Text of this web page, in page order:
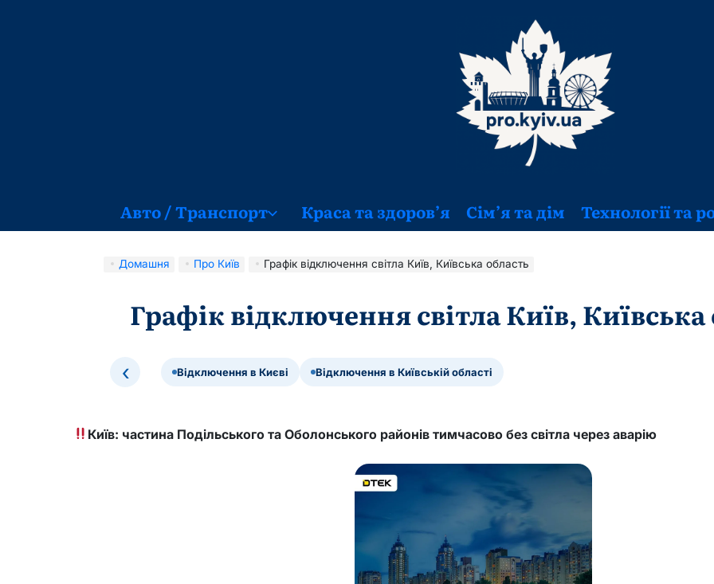
Авто / Транспорт Краса та здоров’я Сім’я та дім Технології та
Домашня Про Київ Графік відключення світла Київ, Київська область
Графік відключення світла Київ, Київська
Відключення в Києві Відключення в Київській області
‹
Київ: частина Подільського та Оболонського районів тимчасово без світла через аварію